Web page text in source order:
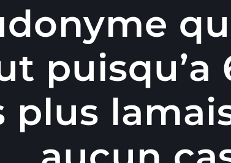
puisqu’a
plus